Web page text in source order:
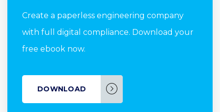
Create a paperless engineering company
with full digital compliance. Download your
free ebook now.
DOWNLOAD